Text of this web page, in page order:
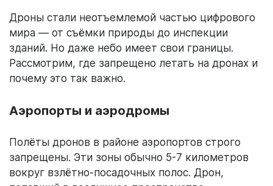
Дроны стали неотъемлемой частью цифрового
мира — от съёмки природы до инспекции
зданий. Но даже небо имеет свои границы.
Рассмотрим, где запрещено летать на дронах и
почему это так важно.
Аэропорты и аэродромы
Полёты дронов в районе аэропортов строго
запрещены. Эти зоны обычно 5-7 километров
вокруг взлётно-посадочных полос. Дрон,